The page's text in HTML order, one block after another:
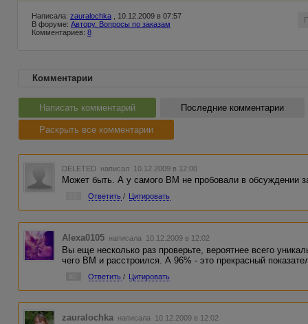
Написала: zauralochka , 10.12.2009 в 07:57
В форуме: Автору. Вопросы по заказам
Комментариев: 8
Комментарии
Написать комментарий Последние комментарии
Раскрыть все комментарии
DELETED написал 10.12.2009 в 12:00
Может быть. А у самого ВМ не пробовали в обсуждении
Ответить / Цитировать
Alexa0105 написала 10.12.2009 в 12:02
Вы еще несколько раз проверьте, вероятнее всего
чего ВМ и расстроился. А 96% - это прекрасный
Ответить / Цитировать
zauralochka написала 10.12.2009 в 12:02